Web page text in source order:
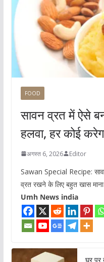
FOOD
सावन व्रत में ऐसे
हलवा, हर कोई
अगस्त 6, 2026 Editor
Sawan Special Recipe:
व्रत रखने के लिए बहुत खास
Umh News india
घर पर